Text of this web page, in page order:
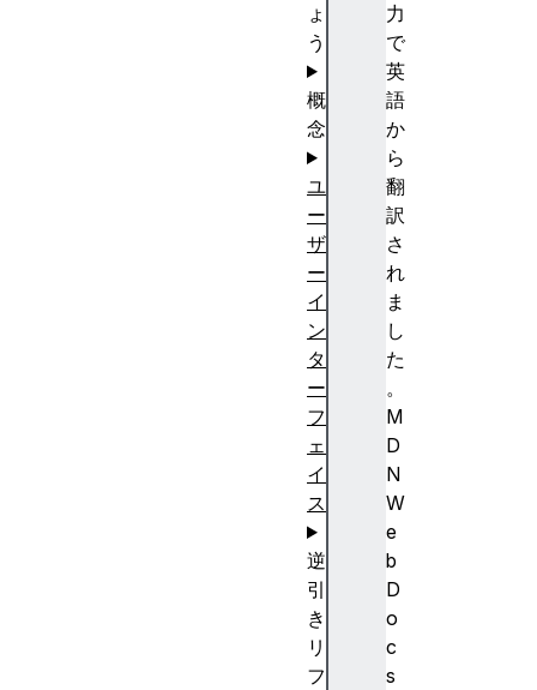
力
で
英
語
か
ら
翻
訳
さ
れ
ま
し
た
。
M
D
N
W
e
b
D
o
c
s
ょ
う
概
念
ユ
ー
ザ
ー
イ
ン
タ
ー
フ
ェ
イ
ス
逆
引
き
リ
フ